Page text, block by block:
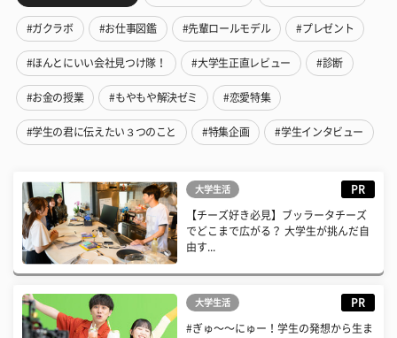
#ガクラボ #お仕事図鑑 #先輩ロールモデル #プレゼント
#ほんとにいい会社見つけ隊！ #大学生正直レビュー #診断
#お金の授業 #もやもや解決ゼミ #恋愛特集
#学生の君に伝えたい３つのこと #特集企画 #学生インタビュー
大学生活 PR
【チーズ好き必見】ブッラータチーズ
でどこまで広がる？ 大学生が挑んだ自
由す...
大学生活 PR
#ぎゅ〜〜にゅー！学生の発想から生ま